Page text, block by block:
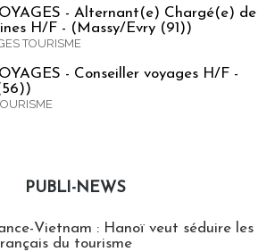
- Alternant(e) Chargé(e) de
H/F - (Massy/Evry (91))
TOURISME
- Conseiller voyages H/F -
PUBLI-NEWS
Vietnam : Hanoï veut séduire les
du tourisme